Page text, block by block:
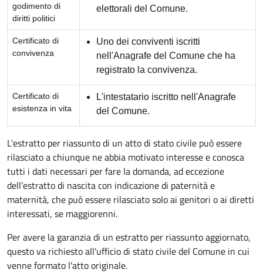
godimento di
diritti politici
elettorali del Comune.
Certificato di
convivenza
Uno dei conviventi iscritti
nell'Anagrafe del Comune che ha
registrato la convivenza.
Certificato di
esistenza in vita
L'intestatario iscritto nell'Anagrafe
del Comune.
L'estratto per riassunto di un atto di stato civile può essere
rilasciato a chiunque ne abbia motivato interesse e conosca
tutti i dati necessari per fare la domanda, ad eccezione
dell’estratto di nascita con indicazione di paternità e
maternità, che può essere rilasciato solo ai genitori o ai diretti
interessati, se maggiorenni.
Per avere la garanzia di un estratto per riassunto aggiornato,
questo va richiesto all'ufficio di stato civile del Comune in cui
venne formato l'atto originale.